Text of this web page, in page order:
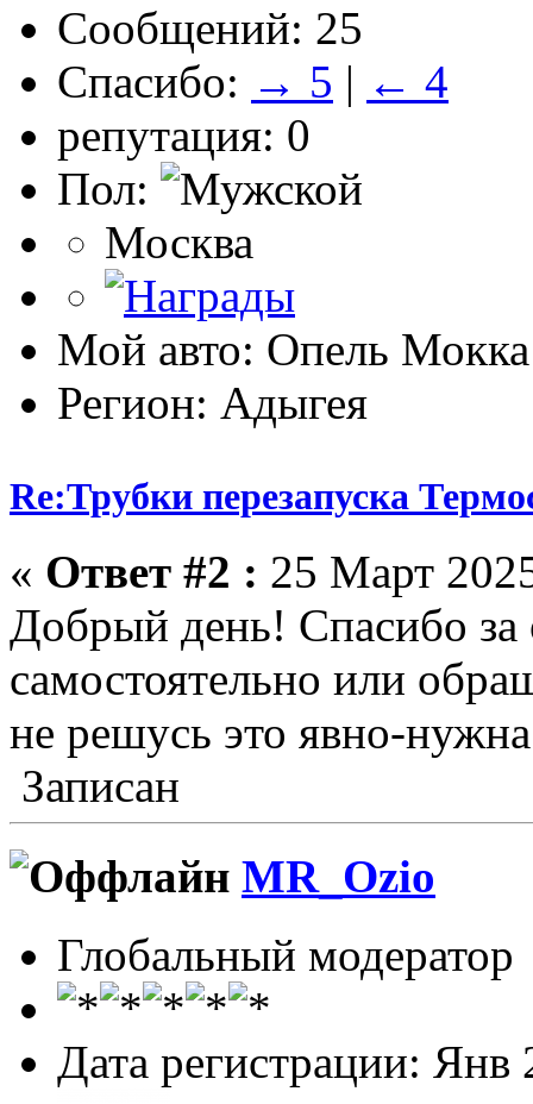
Сообщений: 25
Спасибо: → 5 | ← 4
репутация: 0
Пол:
Москва
Мой авто: Опель Мокка
Регион: Адыгея
Re:Трубки перезапуска
« Ответ #2 : 25 Март
Добрый день! Спасибо
самостоятельно или
не решусь это явно-
Записан
MR_Ozio
Глобальный модератор
Дата регистрации: Янв